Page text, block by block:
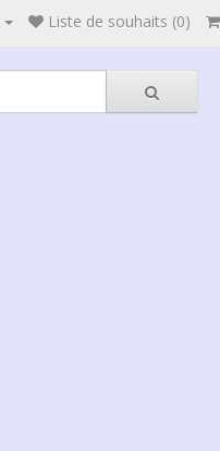
Liste de souhaits (0)